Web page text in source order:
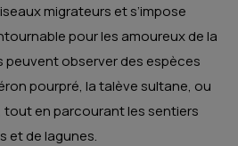
migrateurs et s’impose
pour les amoureux de la
peuvent observer des espèces
pourpré, la talève sultane, ou
en parcourant les sentiers
et de lagunes.